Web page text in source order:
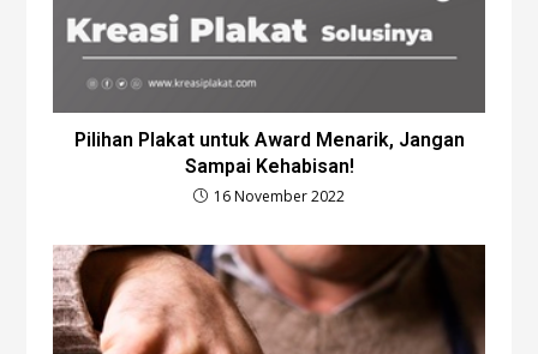
Pilihan Plakat untuk Award Menarik, Jangan
Sampai Kehabisan!
16 November 2022